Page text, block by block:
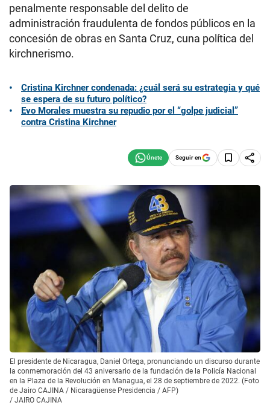
penalmente responsable del delito de
administración fraudulenta de fondos públicos en la
concesión de obras en Santa Cruz, cuna política del
kirchnerismo.
Cristina Kirchner condenada: ¿cuál será su estrategia y qué
se espera de su futuro político?
Evo Morales muestra su repudio por el “golpe judicial”
contra Cristina Kirchner
Seguir en
El presidente de Nicaragua, Daniel Ortega, pronunciando un discurso durante
la conmemoración del 43 aniversario de la fundación de la Policía Nacional
en la Plaza de la Revolución en Managua, el 28 de septiembre de 2022. (Foto
de Jairo CAJINA / Nicaragüense Presidencia / AFP)
/ JAIRO CAJINA